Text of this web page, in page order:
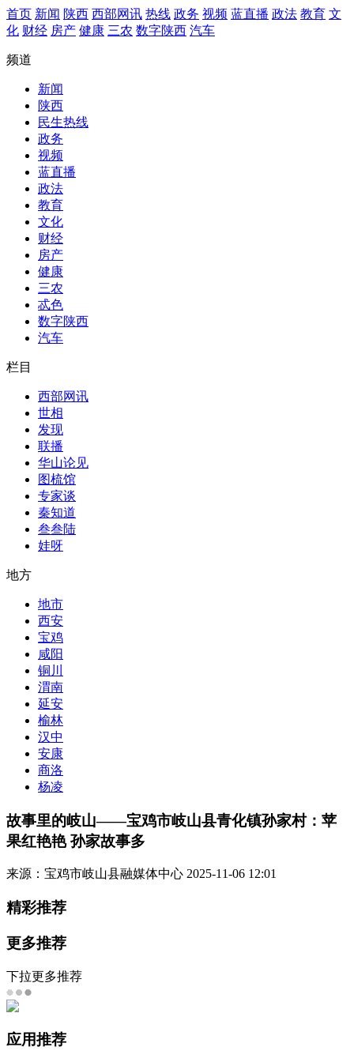
首页 新闻 陕西 西部网讯 热线 政务 视频 蓝直播 政法 教育 文
化 财经 房产 健康 三农 数字陕西 汽车
频道
新闻
陕西
民生热线
政务
视频
蓝直播
政法
教育
文化
财经
房产
健康
三农
忒色
数字陕西
汽车
栏目
西部网讯
世相
发现
联播
华山论见
图梳馆
专家谈
秦知道
叁叁陆
娃呀
地方
地市
西安
宝鸡
咸阳
铜川
渭南
延安
榆林
汉中
安康
商洛
杨凌
故事里的岐山——宝鸡市岐山县青化镇孙家村：苹
果红艳艳 孙家故事多
来源：宝鸡市岐山县融媒体中心 2025-11-06 12:01
精彩推荐
更多推荐
下拉更多推荐
应用推荐